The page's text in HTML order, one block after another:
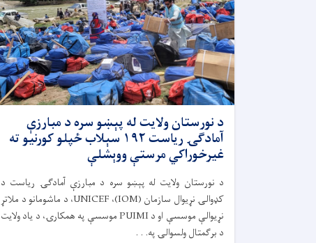
د نورستان ولایت له پېښو سره د مبارزې
آمادګۍ ریاست ۱۹۲ سېلاب ځپلو کورنیو ته
غیرخوراکي مرستې ووېشلې
د نورستان ولایت له پېښو سره د مبارزې آمادګۍ ریاست د
کډوالۍ نړیوال سازمان (IOM)، UNICEF، د ماشومانو د ملاتړ
نړیوالې موسسې او د PUIMI موسسې په همکارۍ، د یاد ولایت
د برګمتال ولسوالۍ په. . .